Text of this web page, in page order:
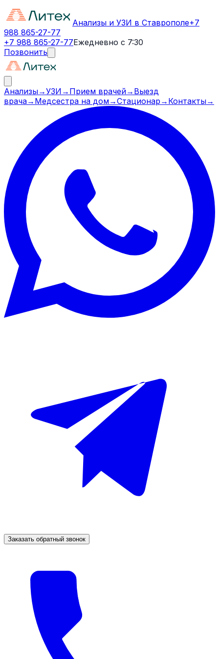
Анализы и УЗИ в Ставрополе+7
988 865-27-77
+7 988 865-27-77Ежедневно с 7:30
Позвонить
Анализы→УЗИ → Прием врачей→ Выезд
врача→ Медсестра на дом→Стационар → Контакты→
Заказать обратный звонок